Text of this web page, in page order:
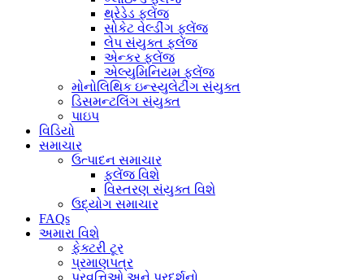
થ્રેડેડ ફ્લેંજ
સોકેટ વેલ્ડીંગ ફ્લેંજ
લેપ સંયુક્ત ફ્લેંજ
એન્કર ફ્લેંજ
એલ્યુમિનિયમ ફ્લેંજ
મોનોલિથિક ઇન્સ્યુલેટીંગ સંયુક્ત
ડિસમન્ટલિંગ સંયુક્ત
પાઇપ
વિડિયો
સમાચાર
ઉત્પાદન સમાચાર
ફ્લેંજ વિશે
વિસ્તરણ સંયુક્ત વિશે
ઉદ્યોગ સમાચાર
FAQs
અમારા વિશે
ફેક્ટરી ટૂર
પ્રમાણપત્ર
પ્રવૃત્તિઓ અને પ્રદર્શનો